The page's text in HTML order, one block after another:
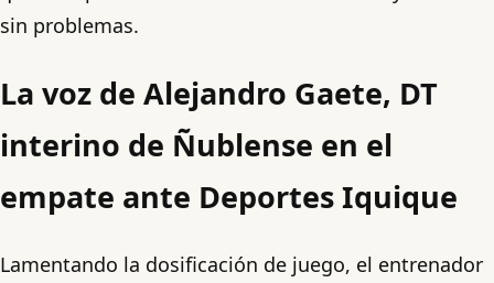
sin problemas.
La voz de Alejandro Gaete, DT
interino de Ñublense en el
empate ante Deportes Iquique
Lamentando la dosificación de juego, el entrenador